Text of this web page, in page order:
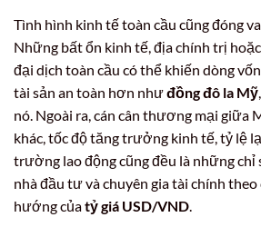
Tình hình kinh tế toàn cầu cũng đóng
Những bất ổn kinh tế, địa chính trị
đại dịch toàn cầu có thể khiến dòng
tài sản an toàn hơn nhưđồng đô la Mỹ
nó. Ngoài ra, cán cân thương mại giữa
khác, tốc độ tăng trưởng kinh tế, tỷ lệ
trường lao động cũng đều là những chỉ
nhà đầu tư và chuyên gia tài chính
hướng củatỷ giá USD/VND.